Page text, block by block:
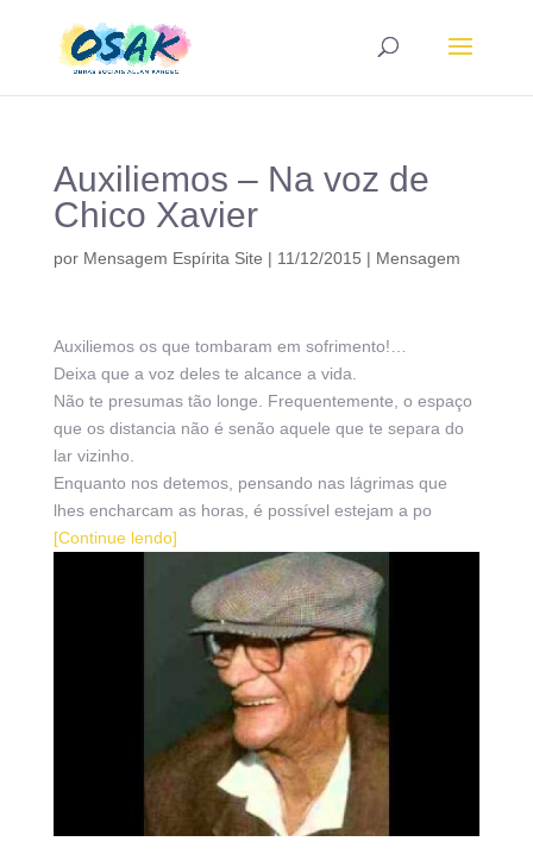
Auxiliemos – Na voz de
Chico Xavier
por Mensagem Espírita Site | 11/12/2015 | Mensagem
Auxiliemos os que tombaram em sofrimento!…
Deixa que a voz deles te alcance a vida.
Não te presumas tão longe. Frequentemente, o espaço
que os distancia não é senão aquele que te separa do
lar vizinho.
Enquanto nos detemos, pensando nas lágrimas que
lhes encharcam as horas, é possível estejam a po
[Continue lendo]